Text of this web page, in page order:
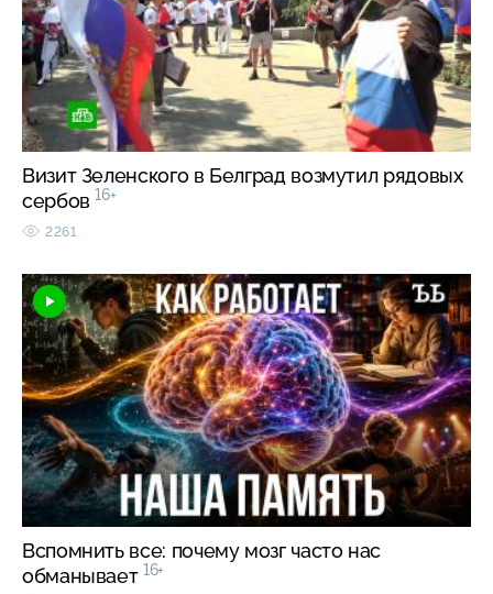
Визит Зеленского в Белград возмутил рядовых
сербов 16+
2261
Вспомнить все: почему мозг часто нас
обманывает 16+